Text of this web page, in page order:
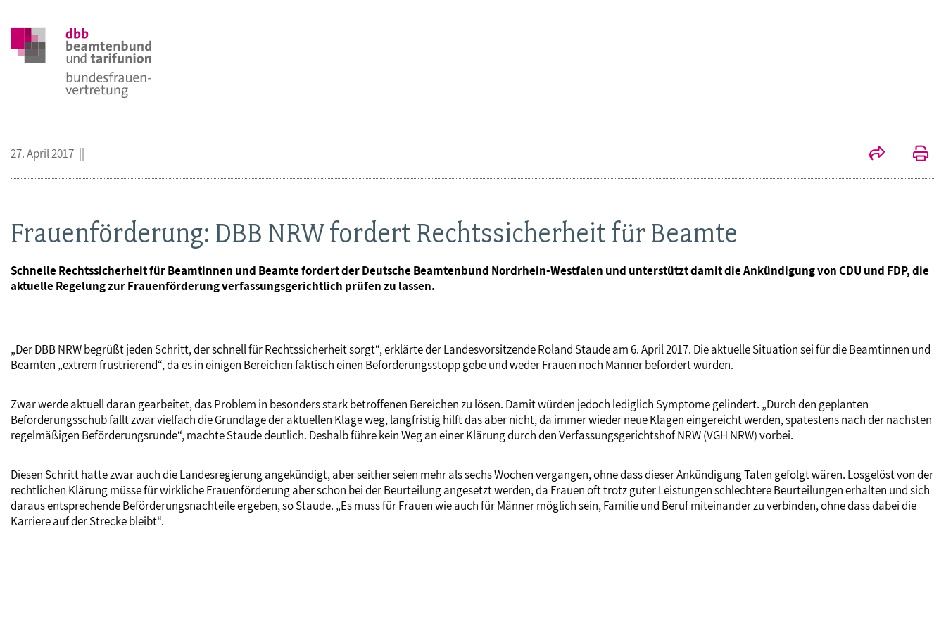
Frauenförderung: DBB NRW fordert Rechtssicherheit für Beamte
Schnelle Rechtssicherheit für Beamtinnen und Beamte fordert der Deutsche Beamtenbund Nordrhein-Westfalen und unterstützt damit die Ankündigung von CDU und FDP, die
aktuelle Regelung zur Frauenförderung verfassungsgerichtlich prüfen zu lassen.
27. April 2017
„Der DBB NRW begrüßt jeden Schritt, der schnell für Rechtssicherheit sorgt“, erklärte der Landesvorsitzende Roland Staude am 6. April 2017. Die aktuelle Situation sei für die Beamtinnen und
Beamten „extrem frustrierend“, da es in einigen Bereichen faktisch einen Beförderungsstopp gebe und weder Frauen noch Männer befördert würden.
Zwar werde aktuell daran gearbeitet, das Problem in besonders stark betroffenen Bereichen zu lösen. Damit würden jedoch lediglich Symptome gelindert. „Durch den geplanten
Beförderungsschub fällt zwar vielfach die Grundlage der aktuellen Klage weg, langfristig hilft das aber nicht, da immer wieder neue Klagen eingereicht werden, spätestens nach der nächsten
regelmäßigen Beförderungsrunde“, machte Staude deutlich. Deshalb führe kein Weg an einer Klärung durch den Verfassungsgerichtshof NRW (VGH NRW) vorbei.
Diesen Schritt hatte zwar auch die Landesregierung angekündigt, aber seither seien mehr als sechs Wochen vergangen, ohne dass dieser Ankündigung Taten gefolgt wären. Losgelöst von der
rechtlichen Klärung müsse für wirkliche Frauenförderung aber schon bei der Beurteilung angesetzt werden, da Frauen oft trotz guter Leistungen schlechtere Beurteilungen erhalten und sich
daraus entsprechende Beförderungsnachteile ergeben, so Staude. „Es muss für Frauen wie auch für Männer möglich sein, Familie und Beruf miteinander zu verbinden, ohne dass dabei die
Karriere auf der Strecke bleibt“.